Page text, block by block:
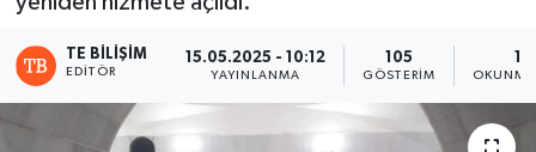
TE BILIŞIM
EDITÖR
15.05.2025 - 10:12
YAYINLANMA
105
GÖSTERIM
1
Eğitim
Tüm Manşetler
Son Dakika Haberleri